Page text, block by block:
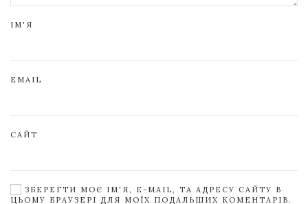
ІМ'Я
EMAIL
САЙТ
ЗБЕРЕГТИ МОЄ ІМ'Я, E-MAIL, ТА АДРЕСУ САЙТУ В
ЦЬОМУ БРАУЗЕРІ ДЛЯ МОЇХ ПОДАЛЬШИХ КОМЕНТАРІВ.